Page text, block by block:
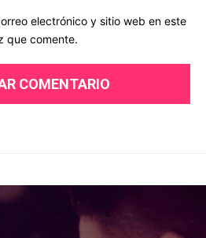
electrónico y sitio web en este
que comente.